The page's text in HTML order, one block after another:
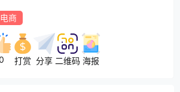
商
打赏 分享 二维码 海报